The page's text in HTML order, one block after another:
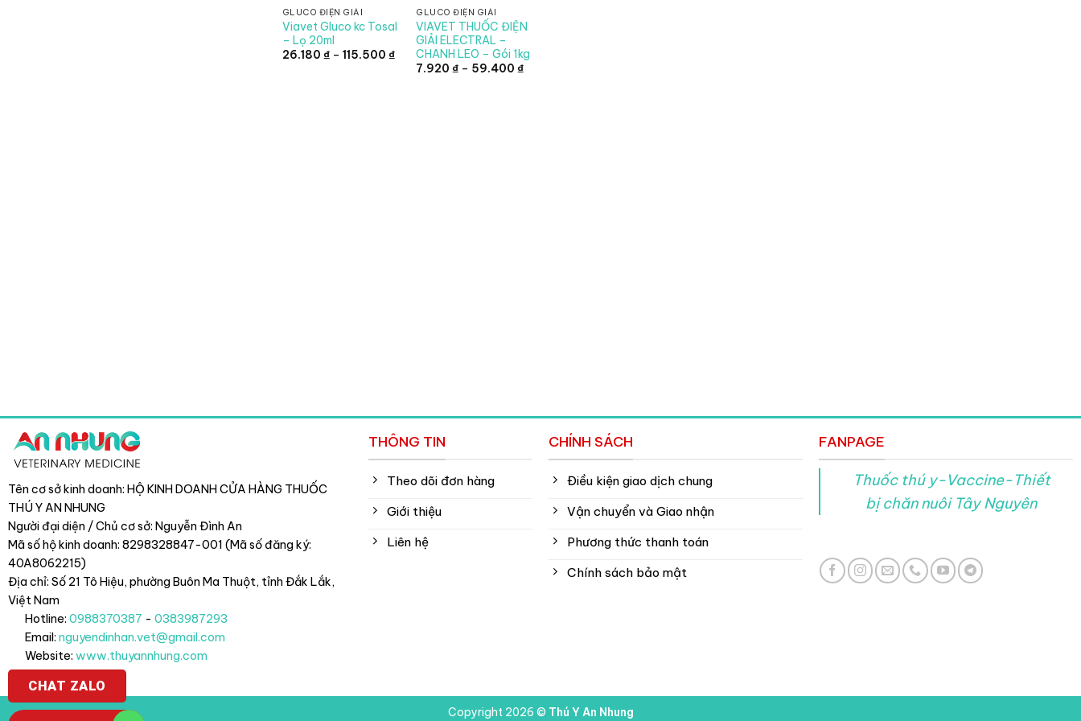
CHAT ZALO
GLUCO ĐIỆN GIẢI
Viavet Gluco kc Tosal
– Lọ 20ml
26.180 ₫ – 115.500 ₫Khoảng
GLUCO ĐIỆN GIẢI
VIAVET THUỐC ĐIỆN
GIẢI ELECTRAL –
CHANH LEO – Gói 1kg
7.920₫ – 59.400₫Khoảng
Tên cơ sở kinh doanh: HỘ KINH DOANH CỬA HÀNG THUỐC
THÚ Y AN NHUNG
Người đại diện / Chủ cơ sở: Nguyễn Đình An
Mã số hộ kinh doanh: 8298328847-001 (Mã số đăng ký:
40A8062215)
Địa chỉ: Số 21 Tô Hiệu, phường Buôn Ma Thuột, tỉnh Đắk Lắk,
Việt Nam
Hotline: 0988370387 - 0383987293
Email: nguyendinhan.vet@gmail.com
Website: www.thuyannhung.com
THÔNG TIN
Theo dõi đơn hàng
Giới thiệu
Liên hệ
CHÍNH SÁCH
Điều kiện giao dịch chung
Vận chuyển và Giao nhận
Phương thức thanh toán
Chính sách bảo mật
FANPAGE
Thuốc thú y-Vaccine-Thiết
bị chăn nuôi Tây Nguyên
Copyright 2026 © Thú Y An Nhung